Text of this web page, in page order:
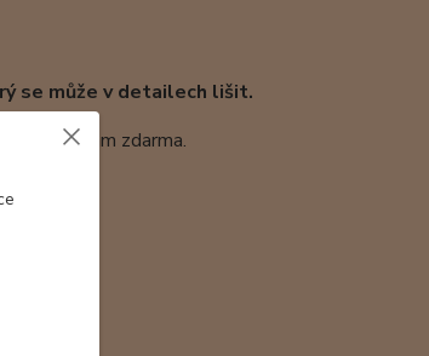
se může v detailech lišit.
přidávám zdarma.